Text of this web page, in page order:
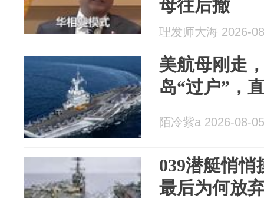
母往后撤
理发师大海 2026-
美航母刚走
岛“过户”，
陌冷紫a 2026-08-05
039潜艇悄
最后为何放